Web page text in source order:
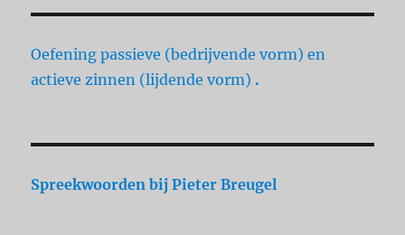
Oefening passieve (bedrijvende vorm) en
actieve zinnen (lijdende vorm) .
Spreekwoorden bij Pieter Breugel